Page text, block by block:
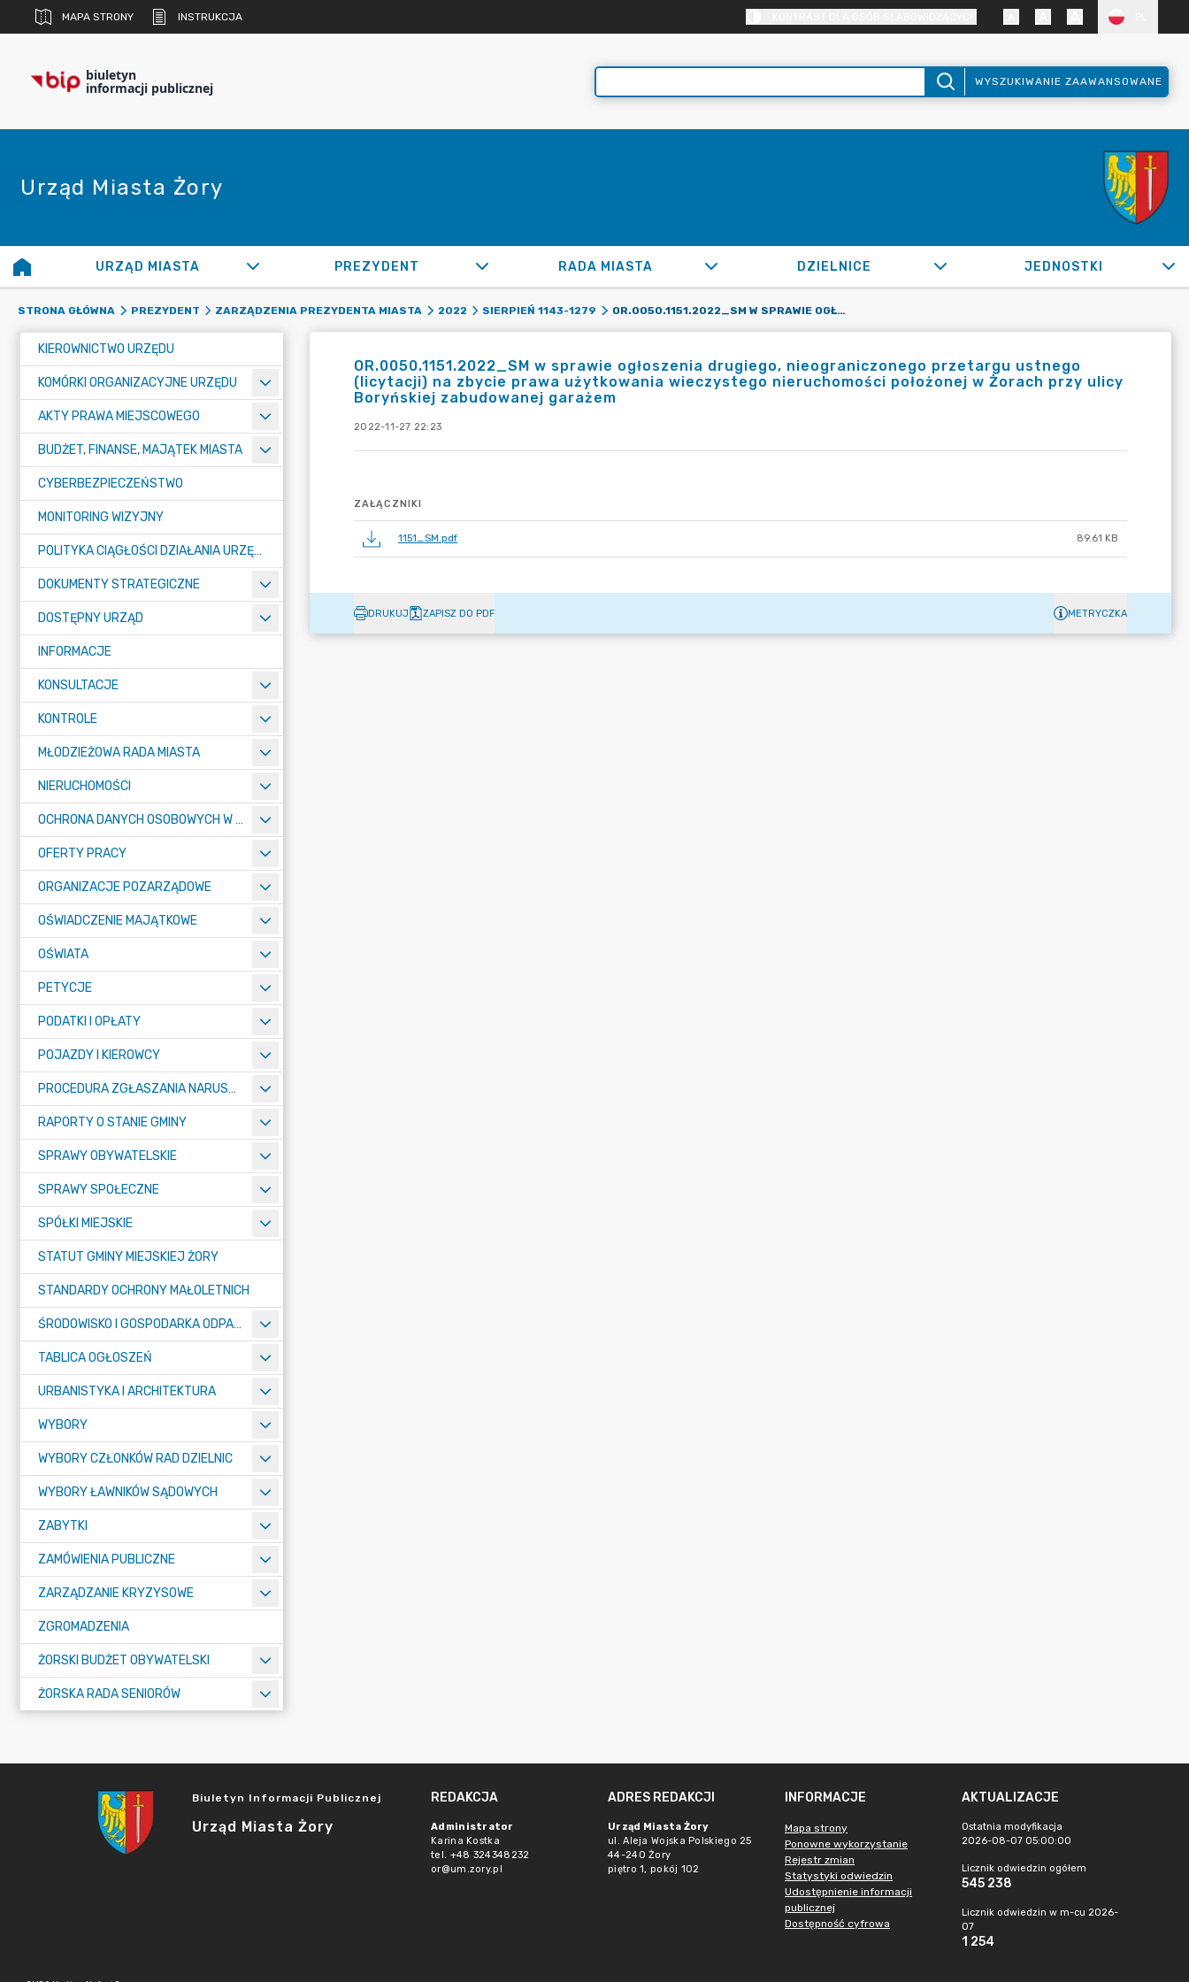
MAPA STRONY INSTRUKCJA
biuletyn
informacji publicznej WYSZUKIWANIE ZAAWANSOWANE
Urząd Miasta Żory
URZĄD MIASTA PREZYDENT RADA MIASTA DZIELNICE JEDNOSTKI
STRONA GŁÓWNA PREZYDENT ZARZĄDZENIA PREZYDENTA MIASTA 2022 SIERPIEŃ 1143-1279 OR.0050.1151.2022_SM W SPRAWIE OGŁOSZENIA DRUGIEGO, NIEOGRANICZONEGO PRZETARGU USTNEGO (LICYTACJI) NA ZBYCIE PRAWA UŻYTKOWANIA WIECZYSTEGO NIERUCHOMOŚCI POŁOŻONEJ W ŻORACH PRZY ULICY BORYŃSKIEJ ZABUDOWANEJ GARAŻEM
KIEROWNICTWO URZĘDU
KOMÓRKI ORGANIZACYJNE URZĘDU
AKTY PRAWA MIEJSCOWEGO
BUDŻET, FINANSE, MAJĄTEK MIASTA
CYBERBEZPIECZEŃSTWO
MONITORING WIZYJNY
POLITYKA CIĄGŁOŚCI DZIAŁANIA URZĘDU MIASTA ŻORY
DOKUMENTY STRATEGICZNE
DOSTĘPNY URZĄD
INFORMACJE
KONSULTACJE
KONTROLE
MŁODZIEŻOWA RADA MIASTA
NIERUCHOMOŚCI
OCHRONA DANYCH OSOBOWYCH W URZĘDZIE MIASTA ŻORY - RODO
OFERTY PRACY
ORGANIZACJE POZARZĄDOWE
OŚWIADCZENIE MAJĄTKOWE
OŚWIATA
PETYCJE
PODATKI I OPŁATY
POJAZDY I KIEROWCY
PROCEDURA ZGŁASZANIA NARUSZEŃ PRAWA
RAPORTY O STANIE GMINY
SPRAWY OBYWATELSKIE
SPRAWY SPOŁECZNE
SPÓŁKI MIEJSKIE
STATUT GMINY MIEJSKIEJ ŻORY
STANDARDY OCHRONY MAŁOLETNICH
ŚRODOWISKO I GOSPODARKA ODPADAMI
TABLICA OGŁOSZEŃ
URBANISTYKA I ARCHITEKTURA
WYBORY
WYBORY CZŁONKÓW RAD DZIELNIC
WYBORY ŁAWNIKÓW SĄDOWYCH
ZABYTKI
ZAMÓWIENIA PUBLICZNE
ZARZĄDZANIE KRYZYSOWE
ZGROMADZENIA
ŻORSKI BUDŻET OBYWATELSKI
ŻORSKA RADA SENIORÓW
OR.0050.1151.2022_SM w sprawie ogłoszenia drugiego, nieograniczonego przetargu ustnego
(licytacji) na zbycie prawa użytkowania wieczystego nieruchomości położonej w Żorach przy ulicy
Boryńskiej zabudowanej garażem
2022-11-27 22:23
ZAŁĄCZNIKI
1151_SM.pdf 89.61 KB
DRUKUJ ZAPISZ DO PDF METRYCZKA
Biuletyn Informacji Publicznej
Urząd Miasta Żory
REDAKCJA
Administrator
Karina Kostka
tel. +48 324348232
or@um.zory.pl
ADRES REDAKCJI
Urząd Miasta Żory
ul. Aleja Wojska Polskiego 25
44-240 Żory
piętro 1, pokój 102
INFORMACJE
Mapa strony
Ponowne wykorzystanie
Rejestr zmian
Statystyki odwiedzin
Udostępnienie informacji
publicznej
Dostępność cyfrowa
AKTUALIZACJE
Ostatnia modyfikacja
2026-08-07 05:00:00
Licznik odwiedzin ogółem
545 238
Licznik odwiedzin w m-cu 2026-
07
1 254